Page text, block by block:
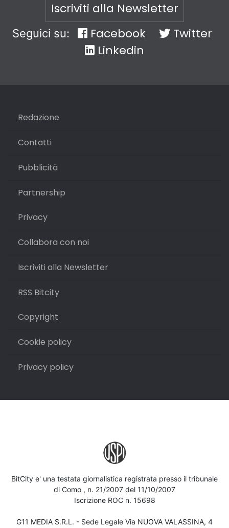
Iscriviti alla Newsletter
Seguici su: Facebook
Twitter
Linkedin
Redazione
Contatti
Pubblicità
Partnership
Privacy
Collabora con noi
Iscriviti alla Newsletter
RSS Bitcity
Copyright
Cookie policy
Privacy policy
BitCity e' una testata giornalistica registrata presso il tribunale
di Como , n. 21/2007 del 11/10/2007
Iscrizione ROC n. 15698
G11 MEDIA S.R.L. - Sede Legale Via NUOVA VALASSINA, 4